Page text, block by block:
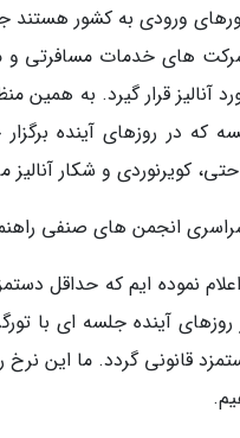
ورودی به کشور
آنالیز قرار گیرد. به
که در روزهای آینده
کویرنوردی و شکار آنالیز
انجمن های صنفی
در روزهای آینده جلسه ای با
قانونی گردد. ما این